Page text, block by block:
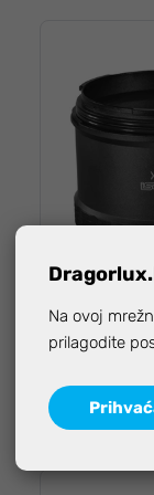
Isotta
Na ovoj
prilagodite